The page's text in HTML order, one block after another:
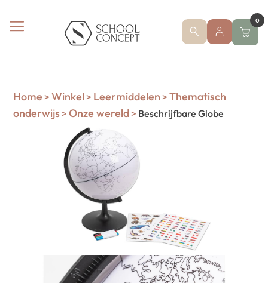
0
Home > Winkel > Leermiddelen > Thematisch
onderwijs> Onze wereld> Beschrijfbare Globe